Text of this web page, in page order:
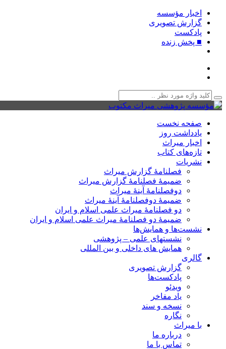
اخبار مؤسسه
گزارش تصویری
پادکست‌
■ پخش زنده
صفحه نخست
یادداشت روز
اخبار میراث
تازه‌های کتاب
نشریات
فصلنامۀ گزارش میراث
ضمیمۀ فصلنامۀ گزارش میراث
دوفصلنامۀ آینۀ میراث
ضمیمۀ دوفصلنامۀ آینۀ میراث
دو فصلنامۀ میراث علمی اسلام و ایران
ضمیمۀ دو فصلنامۀ میراث علمی اسلام و ایران
نشست‌ها و همایش‌ها
نشستهای علمی – پژوهشی
همایش های داخلی و بین المللی
گالری
گزارش تصویری
پادکست‌ها
ویدئو
یاد مفاخر
نسخه و سند
نگاره
با میراث
درباره ما
تماس با ما